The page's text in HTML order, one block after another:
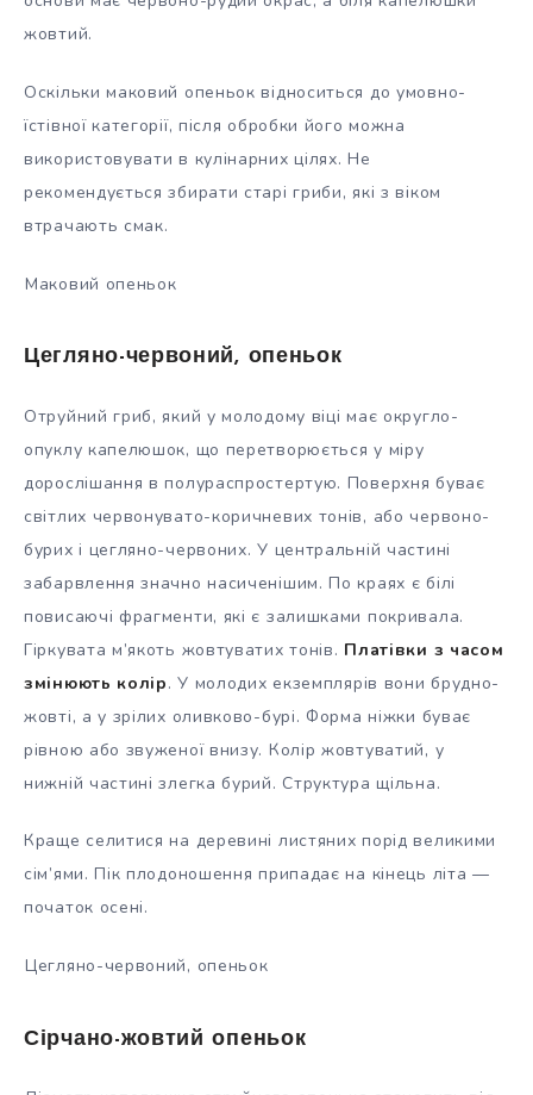
жовтий.
Оскільки маковий опеньок відноситься до умовно-
їстівної категорії, після обробки його можна
використовувати в кулінарних цілях. Не
рекомендується збирати старі гриби, які з віком
втрачають смак.
Маковий опеньок
Цегляно-червоний, опеньок
Отруйний гриб, який у молодому віці має округло-
опуклу капелюшок, що перетворюється у міру
дорослішання в полураспростертую. Поверхня буває
світлих червонувато-коричневих тонів, або червоно-
бурих і цегляно-червоних. У центральній частині
забарвлення значно насиченішим. По краях є білі
повисаючі фрагменти, які є залишками покривала.
Гіркувата м’якоть жовтуватих тонів. Платівки з часом
змінюють колір. У молодих екземплярів вони брудно-
жовті, а у зрілих оливково-бурі. Форма ніжки буває
рівною або звуженої внизу. Колір жовтуватий, у
нижній частині злегка бурий. Структура щільна.
Краще селитися на деревині листяних порід великими
сім’ями. Пік плодоношення припадає на кінець літа —
початок осені.
Цегляно-червоний, опеньок
Сірчано-жовтий опеньок